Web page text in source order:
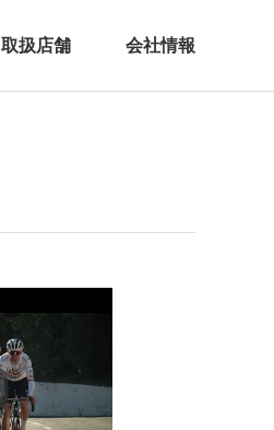
取扱店舗 会社情報